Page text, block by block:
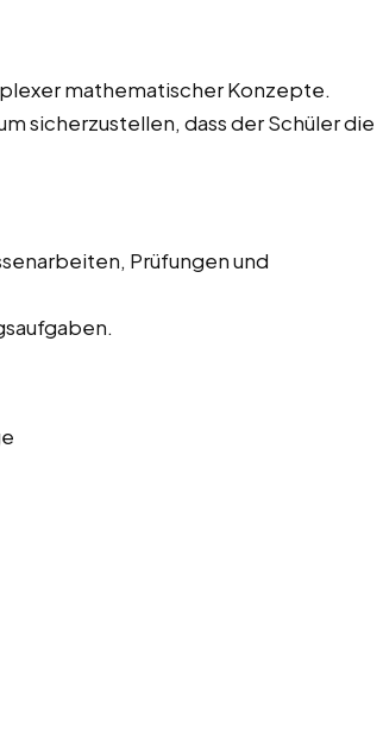
mathematischer Konzepte.
sicherzustellen, dass der Schüler die
Prüfungen und